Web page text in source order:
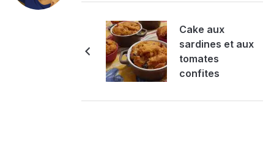
Cake aux
sardines et aux
tomates
confites